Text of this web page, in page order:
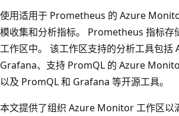
使用适用于 Prometheus 的 Azure
模收集和分析指标。 Prometheus 指标
工作区中。 该工作区支持的分析工具包括
Grafana、支持 PromQL 的 Azure
以及 PromQL 和 Grafana 等开源工具。
本文提供了组织 Azure Monitor 工作区以